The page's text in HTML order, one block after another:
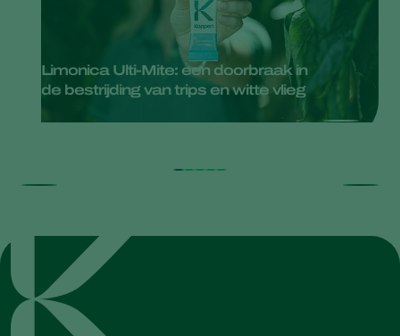
Limonica Ulti-Mite: een doorbraak in
de bestrijding van trips en witte vlieg